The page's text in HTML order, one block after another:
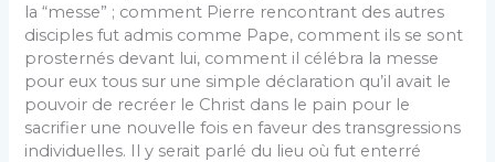
la “messe” ; comment Pierre rencontrant des autres
disciples fut admis comme Pape, comment ils se sont
prosternés devant lui, com­ment il célébra la messe
pour eux tous sur une simple déclaration qu’il avait le
pouvoir de recréer le Christ dans le pain pour le
sacrifier une nouvelle fois en faveur des transgressions
individuelles. Il y serait parlé du lieu où fut enterré